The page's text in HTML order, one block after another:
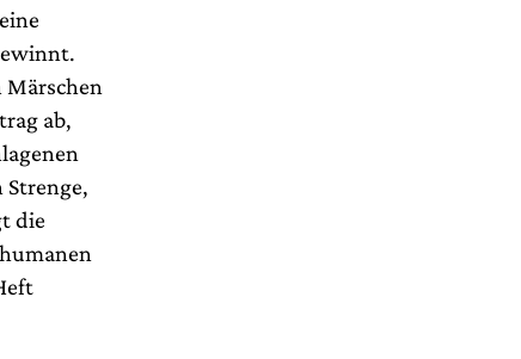
ab,
Strenge,
die